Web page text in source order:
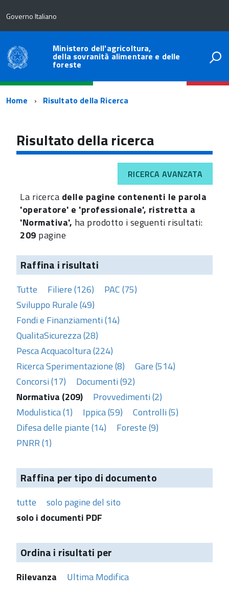
Governo Italiano
Ministero dell'agricoltura,
della sovranità alimentare e delle
foreste
Percorso
navigazione
Home Risultato della Ricerca
Risultato della ricerca
RICERCA AVANZATA
La ricerca delle pagine contenenti le parola
'operatore' e 'professionale', ristretta a
'Normativa', ha prodotto i seguenti risultati:
209 pagine
Raffina i risultati
Tutte Filiere (126)
PAC (75)
Sviluppo Rurale (49)
Fondi e Finanziamenti (14)
QualitaSicurezza (28)
Pesca Acquacoltura (224)
Ricerca Sperimentazione (8)
Gare (514)
Concorsi (17)
Documenti (92)
Normativa (209)
Provvedimenti (2)
Modulistica (1)
Ippica (59)
Controlli (5)
Difesa delle piante (14)
Foreste (9)
PNRR (1)
Raffina per tipo di documento
tutte
solo pagine del sito
solo i documenti PDF
Ordina i risultati per
Rilevanza Ultima Modifica